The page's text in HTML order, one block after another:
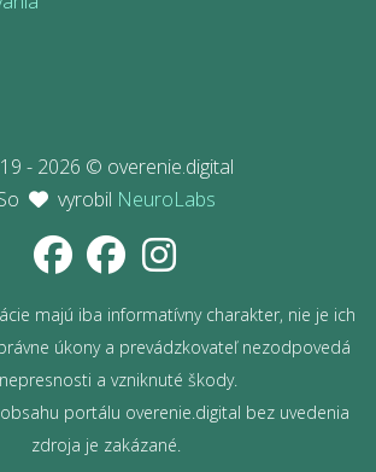
- 2026 © overenie.digital
vyrobil NeuroLabs
majú iba informatívny charakter, nie je ich
úkony a prevádzkovateľ nezodpovedá
a vzniknuté škody.
portálu overenie.digital bez uvedenia
zdroja je zakázané.